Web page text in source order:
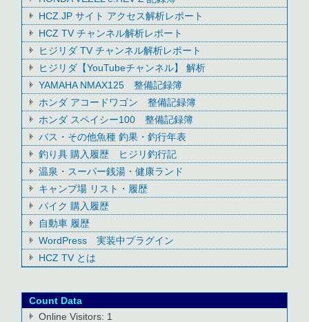
HCZ.JP サイト アクセス解析レポート
HCZ TV チャンネル解析レポート
ヒジリダ TV チャンネル解析レポート
ヒジリダ【YouTubeチャンネル】 解析
YAMAHA NMAX125 整備記録簿
ホンダ アコードワゴン 整備記録簿
ホンダ スペイシー100 整備記録簿
バス・その他魚種 釣果・釣行年表
釣り具 購入履歴 ヒジリ釣行記
温泉・スーパー銭湯・健康ランド
キャンプ場 リスト・履歴
バイク 購入履歴
自動車 履歴
WordPress 実装中プラグイン
HCZ TV とは
Count Data
Online Visitors: 1